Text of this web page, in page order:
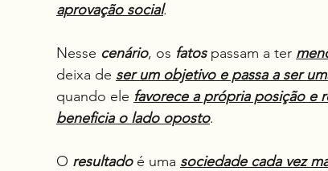
aprovação social.
Nesse cenário, os fatos passam a ter
deixa de ser um objetivo e passa a ser
quando ele favorece a própria posição e
beneficia o lado oposto.
O resultado é uma sociedade cada vez